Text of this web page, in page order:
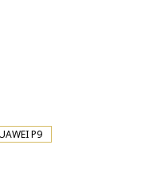
P9